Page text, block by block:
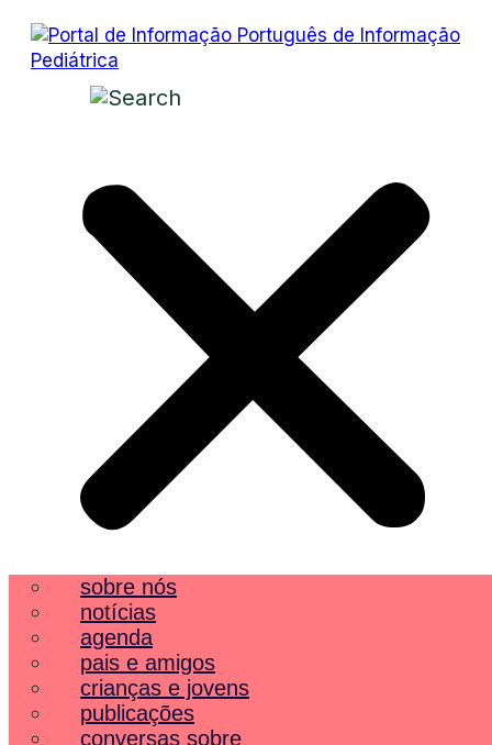
sobre nós
notícias
agenda
pais e amigos
crianças e jovens
publicações
conversas sobre